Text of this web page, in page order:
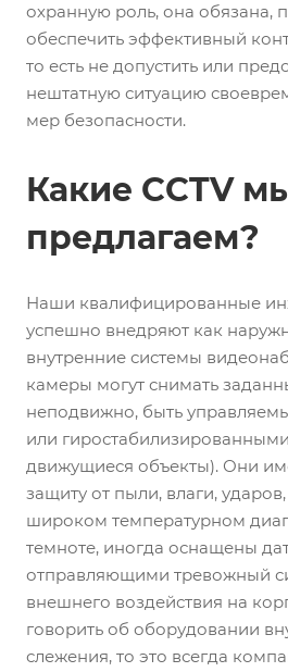
охранную роль, она обязана,
обеспечить эффективный
то есть не допустить или
нештатную ситуацию
мер безопасности.
Какие CCTV
предлагаем?
Наши квалифицированные
успешно внедряют как
внутренние системы
камеры могут снимать
неподвижно, быть
или
движущиеся объекты). Они
защиту от пыли, влаги,
широком температурном
темноте, иногда оснащены
отправляющими тревожный
внешнего воздействия на
говорить об оборудовании
слежения, то это всегда